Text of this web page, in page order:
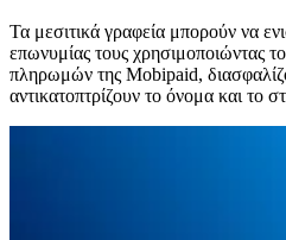
Τα μεσιτικά γραφεία μπορούν να
επωνυμίας τους χρησιμοποιώντας
πληρωμών της Mobipaid,
αντικατοπτρίζουν το όνομα και το